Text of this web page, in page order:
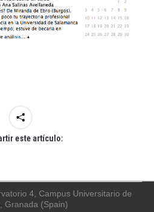
este artículo:
4, Campus Universitario de
Granada (Spain)